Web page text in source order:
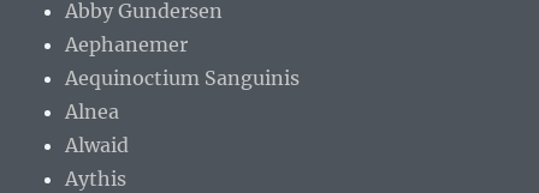
Abby Gundersen
Aephanemer
Aequinoctium Sanguinis
Alnea
Alwaid
Aythis